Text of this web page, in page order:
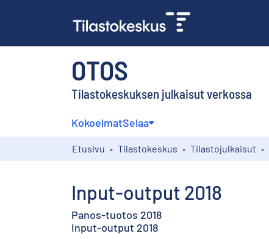
OTOS
Tilastokeskuksen julkaisut verkossa
KokoelmatSelaa
Etusivu Tilastokeskus Tilastojulkaisut
Input-output 2018
Panos-tuotos 2018
Input-output 2018